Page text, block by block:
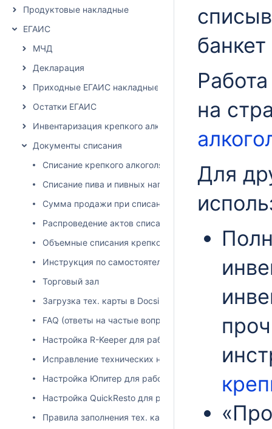
Продуктовые накладные
ЕГАИС
МЧД
Декларация
Приходные ЕГАИС накладные
Остатки ЕГАИС
Инвентаризация крепкого алкоголя
Документы списания
Списание крепкого алкоголя
Списание пива и пивных напитков
Сумма продажи при списании
Распроведение актов списания
Объемные списания крепкого алкоголя
Инструкция по самостоятельной установке и
Торговый зал
Загрузка тех. карты в Docsinbox
FAQ (ответы на частые вопросы) по объемному
Настройка R-Keeper для работы с интеграцией
Исправление технических неполадок с объемными
Настройка Юпитер для работы с интеграцией
Настройка QuickResto для работы с интеграцией
Правила заполнения тех. карты для iiko
на
Для